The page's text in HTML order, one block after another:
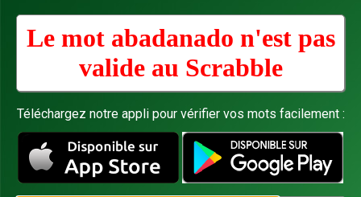
Le mot abadanado n'est pas
valide au Scrabble
Téléchargez notre appli pour vérifier vos mots facilement :